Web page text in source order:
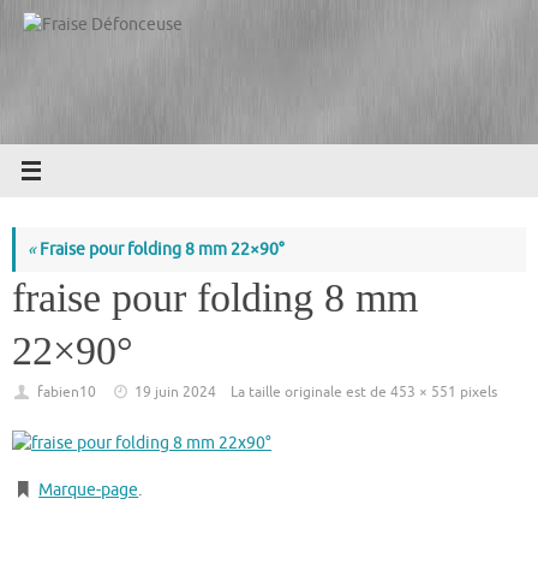
Passer
«Fraise pour folding 8 mm 22×90°
fraise pour folding 8 mm
22×90°
fabien10 19 juin 2024 La taille originale est de453 × 551 pixels
Marque-page.